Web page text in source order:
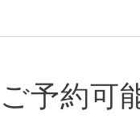
ご予約可